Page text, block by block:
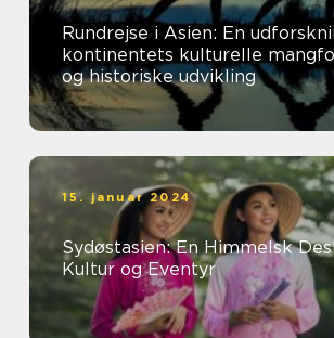
Rundrejse i Asien: En
kontinentets kulturelle
og historiske udvikling
15. januar 2024
Sydøstasien: En Himmelsk
Kultur og Eventyr